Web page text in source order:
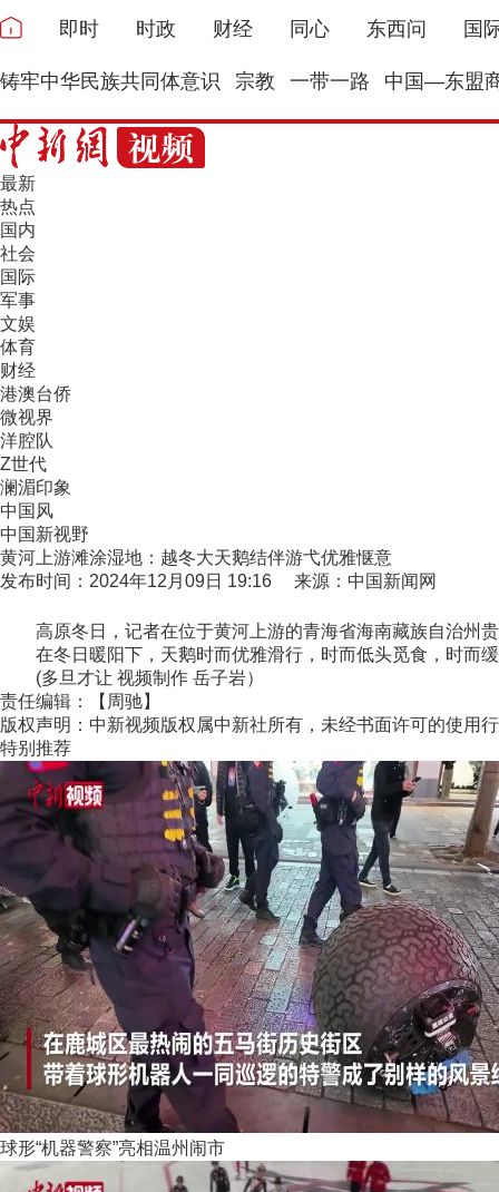
即时 时政 财经 同心 东西问 国
铸牢中华民族共同体意识 宗教 一带一路 中国—东盟
最新
热点
国内
社会
国际
军事
文娱
体育
财经
港澳台侨
微视界
洋腔队
Z世代
澜湄印象
中国风
中国新视野
黄河上游滩涂湿地：越冬大天鹅结伴游弋优雅惬意
发布时间：2024年12月09日 19:16 来源：中国新闻网
高原冬日，记者在位于黄河上游的青海省海南藏族自治州
在冬日暖阳下，天鹅时而优雅滑行，时而低头觅食，时而
(多旦才让 视频制作 岳子岩）
责任编辑：【周驰】
版权声明：中新视频版权属中新社所有，未经书面许可的使用
特别推荐
球形“机器警察”亮相温州闹市